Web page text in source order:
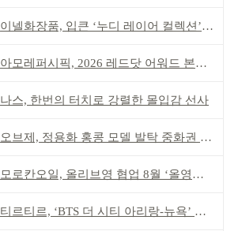
이넬화장품, 입큰 ‘누디 레이어 컬렉션’ 출시
아모레퍼시픽, 2026 레드닷 어워드 본상 2개 수상
나스, 한번의 터치로 강렬한 몰입감 선사
오브제, 정용화 홍콩 모델 발탁 중화권 공략 강화
모로칸오일, 올리브영 협업 8월 ‘올영픽’ 선정
티르티르, ‘BTS 더 시티 아리랑-뉴욕’ 참여